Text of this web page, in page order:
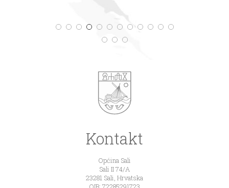
Kontakt
Općina Sali
Sali II 74/A
23281 Sali, Hrvatska
OIB: 72285291723